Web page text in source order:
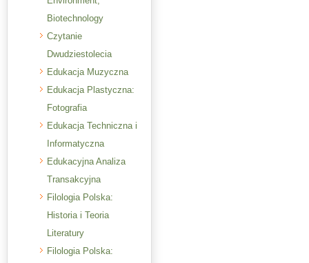
Biotechnology
Czytanie
Dwudziestolecia
Edukacja Muzyczna
Edukacja Plastyczna:
Fotografia
Edukacja Techniczna i
Informatyczna
Edukacyjna Analiza
Transakcyjna
Filologia Polska:
Historia i Teoria
Literatury
Filologia Polska: